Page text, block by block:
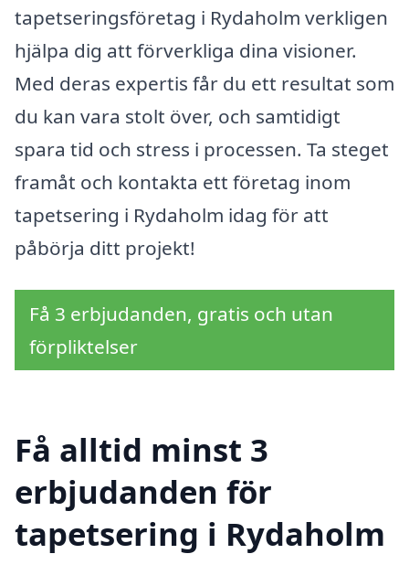
tapetseringsföretag i Rydaholm verkligen
hjälpa dig att förverkliga dina visioner.
Med deras expertis får du ett resultat som
du kan vara stolt över, och samtidigt
spara tid och stress i processen. Ta steget
framåt och kontakta ett företag inom
tapetsering i Rydaholm idag för att
påbörja ditt projekt!
Få 3 erbjudanden, gratis och utan
förpliktelser
Få alltid minst 3
erbjudanden för
tapetsering i Rydaholm